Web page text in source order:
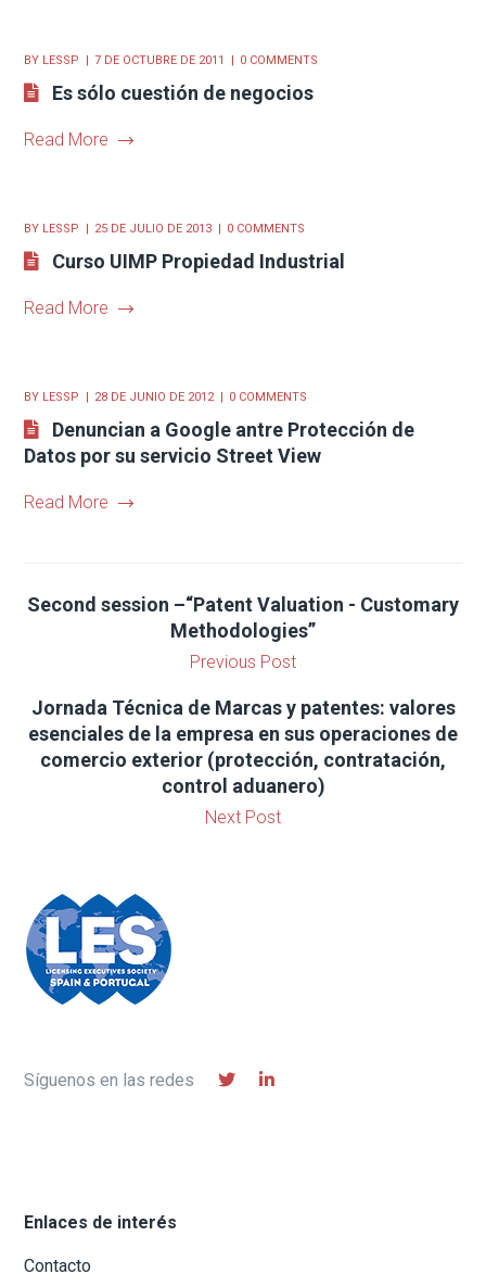
BY LESSP 7 DE OCTUBRE DE 2011 0 COMMENTS
Es sólo cuestión de negocios
Read More
BY LESSP 25 DE JULIO DE 2013 0 COMMENTS
Curso UIMP Propiedad Industrial
Read More
BY LESSP 28 DE JUNIO DE 2012 0 COMMENTS
Denuncian a Google antre Protección de
Datos por su servicio Street View
Read More
Second session –“Patent Valuation - Customary
Methodologies”
Previous Post
Jornada Técnica de Marcas y patentes: valores
esenciales de la empresa en sus operaciones de
comercio exterior (protección, contratación,
control aduanero)
Next Post
Síguenos en las redes
Enlaces de interés
Contacto